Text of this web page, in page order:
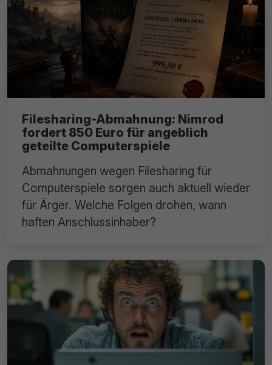
Filesharing-Abmahnung: Nimrod
fordert 850 Euro für angeblich
geteilte Computerspiele
Abmahnungen wegen Filesharing für
Computerspiele sorgen auch aktuell wieder
für Ärger. Welche Folgen drohen, wann
haften Anschlussinhaber?